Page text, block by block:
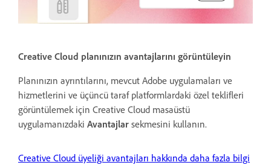
Creative Cloud planınızın avantajlarını görüntüleyin
Planınızın ayrıntılarını, mevcut Adobe uygulamaları ve
hizmetlerini ve üçüncü taraf platformlardaki özel teklifleri
görüntülemek için Creative Cloud masaüstü
uygulamanızdaki Avantajlar sekmesini kullanın.
Creative Cloud üyeliği avantajları hakkında daha fazla bilgi